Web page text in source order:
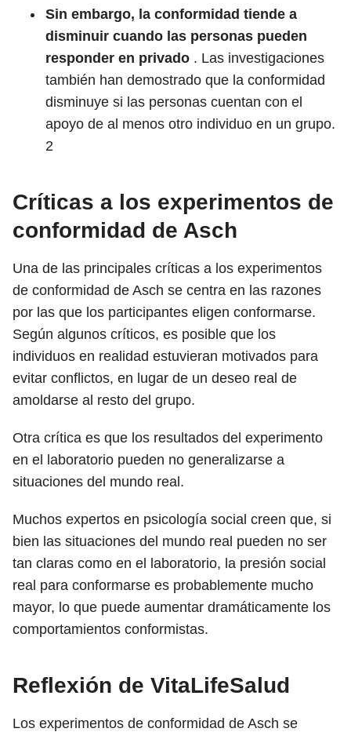
Sin embargo, la conformidad tiende a
disminuir cuando las personas pueden
responder en privado . Las investigaciones
también han demostrado que la conformidad
disminuye si las personas cuentan con el
apoyo de al menos otro individuo en un grupo.
2
Críticas a los experimentos de
conformidad de Asch
Una de las principales críticas a los experimentos
de conformidad de Asch se centra en las razones
por las que los participantes eligen conformarse.
Según algunos críticos, es posible que los
individuos en realidad estuvieran motivados para
evitar conflictos, en lugar de un deseo real de
amoldarse al resto del grupo.
Otra crítica es que los resultados del experimento
en el laboratorio pueden no generalizarse a
situaciones del mundo real.
Muchos expertos en psicología social creen que, si
bien las situaciones del mundo real pueden no ser
tan claras como en el laboratorio, la presión social
real para conformarse es probablemente mucho
mayor, lo que puede aumentar dramáticamente los
comportamientos conformistas.
Reflexión de VitaLifeSalud
Los experimentos de conformidad de Asch se